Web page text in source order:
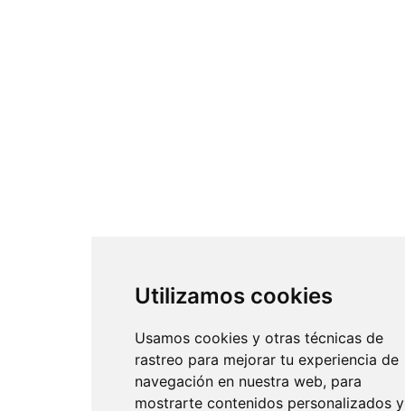
Utilizamos cookies
Usamos cookies y otras técnicas de
rastreo para mejorar tu experiencia de
navegación en nuestra web, para
mostrarte contenidos personalizados y